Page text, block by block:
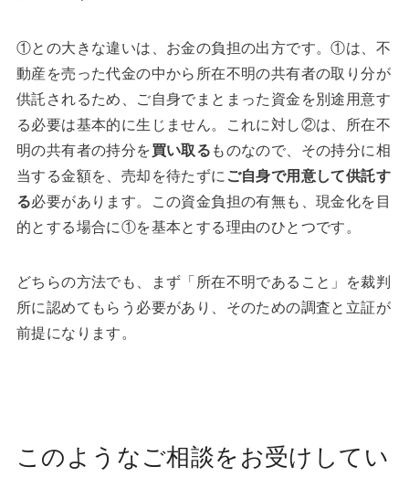
①との大きな違いは、お金の負担の出方です。①は、不
動産を売った代金の中から所在不明の共有者の取り分が
供託されるため、ご自身でまとまった資金を別途用意す
る必要は基本的に生じません。これに対し②は、所在不
明の共有者の持分を買い取る ものなので、その持分に相
当する金額を、売却を待たずに ご自身で用意して供託す
る必要があります。この資金負担の有無も、現金化を目
的とする場合に①を基本とする理由のひとつです。
どちらの方法でも、まず「所在不明であること」を裁判
所に認めてもらう必要があり、そのための調査と立証が
前提になります。
このようなご相談をお受けしてい